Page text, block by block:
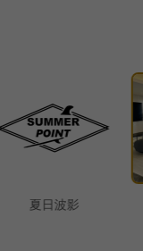
童話海洋館